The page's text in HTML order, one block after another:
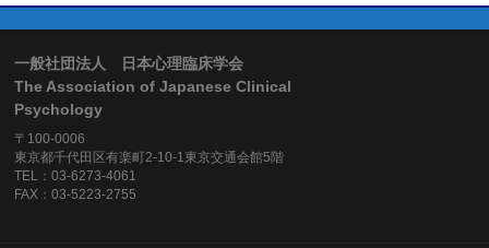
一般社団法人 日本心理臨床学会
The Association of Japanese Clinical
Psychology
〒100-0006
東京都千代田区有楽町2-10-1東京交通会館5階
TEL：03-6273-4061
FAX：03-5223-2755